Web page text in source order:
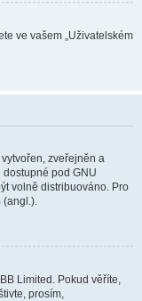
ve vašem „Uživatelském
zveřejněn a
dostupné pod GNU
volně distribuováno. Pro
(angl.).
Limited. Pokud věříte,
prosím,